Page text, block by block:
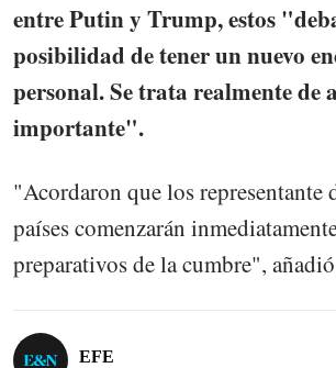
entre Putin y Trump, estos
posibilidad de tener un nuevo
personal. Se trata realmente de
importante".
"Acordaron que los representante
países comenzarán
preparativos de la cumbre",
EFE